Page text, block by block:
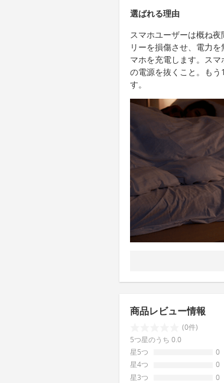
選ばれる理由
スマホユーザーは概ね
リーを損傷させ、電力
マホを充電します。ス
の電源を抜くこと。もう
す。
商品レビュー情報
(0件)
5つ星のうち 0.0
星5つ
0
星4つ
0
星3つ
0